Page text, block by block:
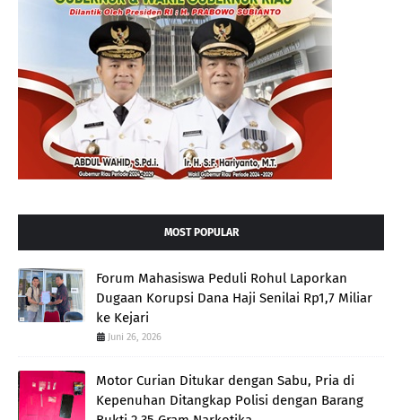
MOST POPULAR
Forum Mahasiswa Peduli Rohul Laporkan
Dugaan Korupsi Dana Haji Senilai Rp1,7 Miliar
ke Kejari
Juni 26, 2026
Motor Curian Ditukar dengan Sabu, Pria di
Kepenuhan Ditangkap Polisi dengan Barang